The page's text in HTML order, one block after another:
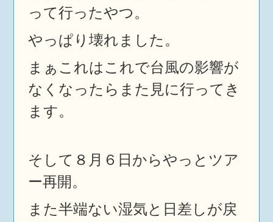
って行ったやつ。
やっぱり壊れました。
まぁこれはこれで台風の影響が
なくなったらまた見に行ってき
ます。
そして８月６日からやっとツア
ー再開。
また半端ない湿気と日差しが戻